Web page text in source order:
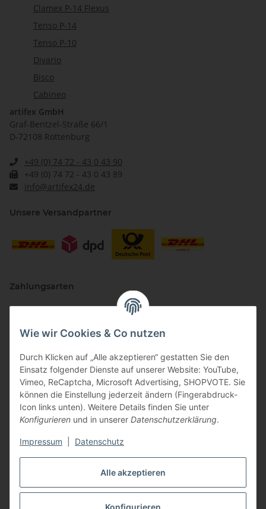
Alle akzeptieren
Wie wir Cookies & Co nutzen
Durch Klicken auf „Alle akzeptieren“ gestatten Sie den
Einsatz folgender Dienste auf unserer Website: YouTube,
Vimeo, ReCaptcha, Microsoft Advertising, SHOPVOTE. Sie
können die Einstellung jederzeit ändern (Fingerabdruck-
Icon links unten). Weitere Details finden Sie unter
Konfigurieren und in unserer Datenschutzerklärung.
Impressum Datenschutz
Clamex P-14 Flexus
Tenso P-14
Tenso P-10
Divario
Bisco
Cabineo
artifex GmbH
Graf-Bentzel-Straße 66/1
D-72108 Rottenburg
+49 (0) 74 72 - 43 0 43 90
+49 (0) 74 72 - 43 0 43 89
info@artifex24.de
Unsere Versandpartner
Zahlungsarten
Vertriebspartner